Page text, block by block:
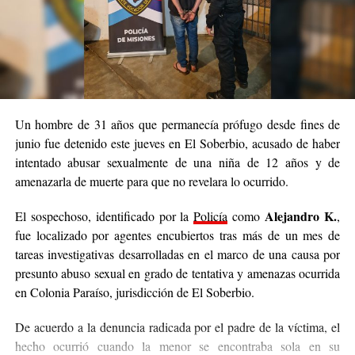
En tanto, el principal sospechoso no fue localizado y los USD
1.900 denunciados como sustraídos tampoco fueron
recuperados.La Policía continúa con las tareas investigativas
para dar con el acusadoy esclarecer completamente el caso.
Un hombre de 31 años que permanecía prófugo desde fines de
junio fue detenido este jueves en El Soberbio, acusado de haber
intentado abusar sexualmente de una niña de 12 años y de
amenazarla de muerte para que no revelara lo ocurrido.
El sospechoso, identificado por laPolicía como Alejandro K.,
fue localizado por agentes encubiertos tras más de un mes de
tareas investigativas desarrolladas en el marco de una causa por
presunto abuso sexual en grado de tentativa y amenazas ocurrida
en Colonia Paraíso, jurisdicción de El Soberbio.
De acuerdo a la denuncia radicada por el padre de la víctima, el
hecho ocurrió cuando la menor se encontraba sola en su